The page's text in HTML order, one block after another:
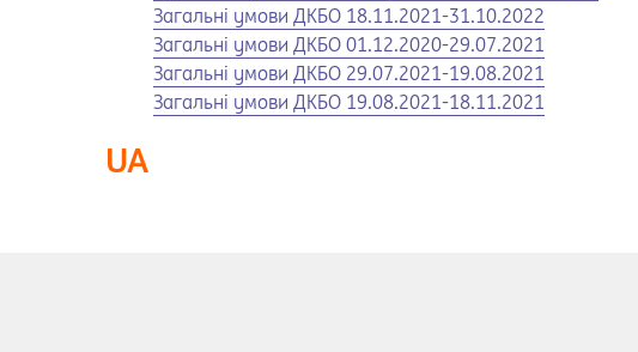
Opens in a new tab
Загальні умови ДКБО 18.11.2021-31.10.2022
Opens in a new tab
Загальні умови ДКБО 01.12.2020-29.07.2021
Opens in a new tab
Загальні умови ДКБО 29.07.2021-19.08.2021
Opens in a new tab
Загальні умови ДКБО 19.08.2021-18.11.2021
UA